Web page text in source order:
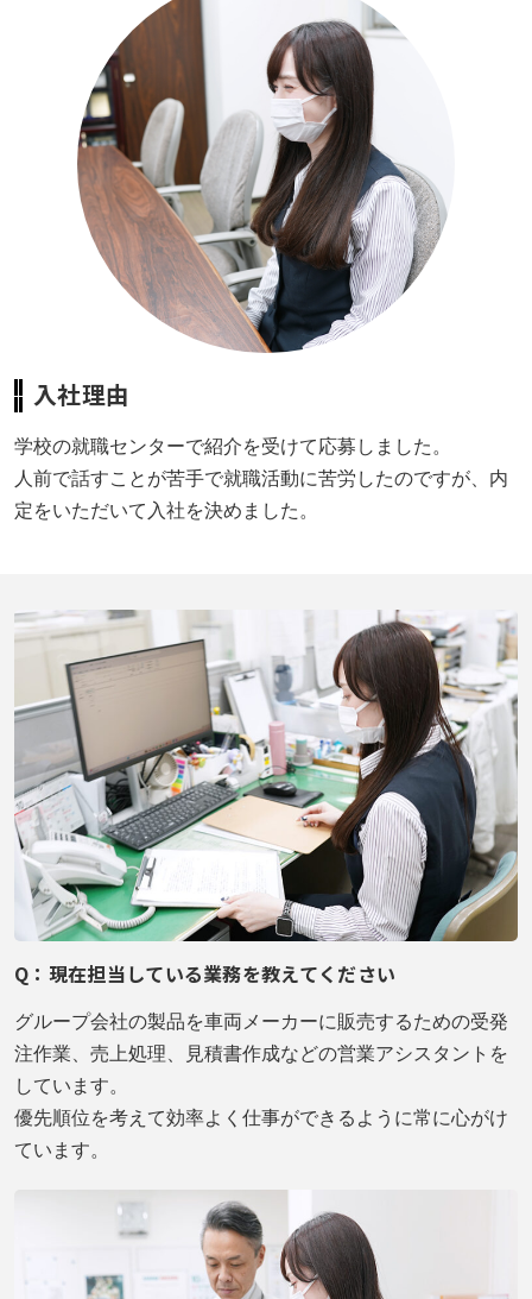
大阪支店 支店長 / 1991年度中途入社
採用募集要項
採用エントリーフォーム
新着情報
お問い合わせ
プライバシーポリシー
03-3964-9111
閉じる
入社理由
学校の就職センターで紹介を受けて応募しました。
人前で話すことが苦手で就職活動に苦労したのですが、内
定をいただいて入社を決めました。
Q：現在担当している業務を教えてください
グループ会社の製品を車両メーカーに販売するための受発
注作業、売上処理、見積書作成などの営業アシスタントを
しています。
優先順位を考えて効率よく仕事ができるように常に心がけ
ています。